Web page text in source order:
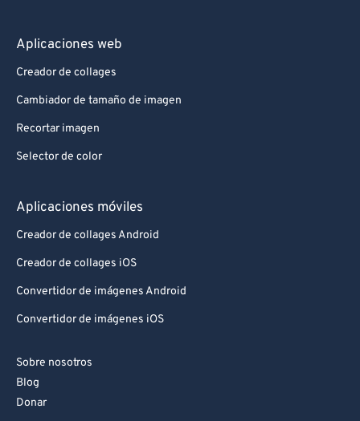
Aplicaciones web
Creador de collages
Cambiador de tamaño de imagen
Recortar imagen
Selector de color
Aplicaciones móviles
Creador de collages Android
Creador de collages iOS
Convertidor de imágenes Android
Convertidor de imágenes iOS
Sobre nosotros
Blog
Donar